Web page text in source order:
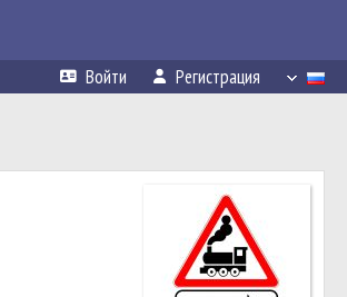
Войти Регистрация